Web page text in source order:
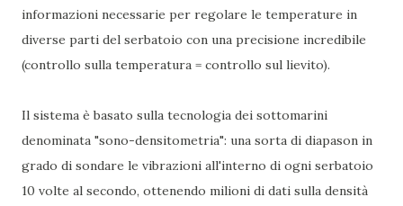
informazioni necessarie per regolare le temperature in
diverse parti del serbatoio con una precisione incredibile
(controllo sulla temperatura = controllo sul lievito).
Il sistema è basato sulla tecnologia dei sottomarini
denominata "sono-densitometria": una sorta di diapason in
grado di sondare le vibrazioni all'interno di ogni serbatoio
10 volte al secondo, ottenendo milioni di dati sulla densità